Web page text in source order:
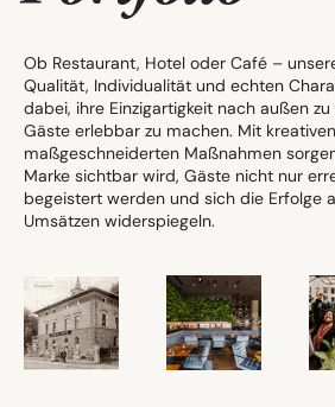
Ob Restaurant, Hotel oder Café –
Qualität, Individualität und echten
dabei, ihre Einzigartigkeit nach außen
Gäste erlebbar zu machen. Mit
maßgeschneiderten Maßnahmen
Marke sichtbar wird, Gäste nicht nur
begeistert werden und sich die Erfolge
Umsätzen widerspiegeln.